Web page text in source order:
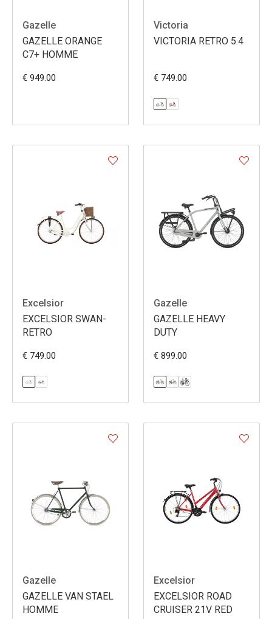
Gazelle
GAZELLE ORANGE
C7+ HOMME
€ 949.00
Victoria
VICTORIA RETRO 5.4
€ 749.00
Excelsior
EXCELSIOR SWAN-
RETRO
€ 749.00
Gazelle
GAZELLE HEAVY
DUTY
€ 899.00
Gazelle
GAZELLE VAN STAEL
HOMME
Excelsior
EXCELSIOR ROAD
CRUISER 21V RED